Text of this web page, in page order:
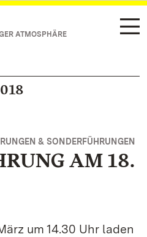
ATMOSPHÄRE
& SONDERFÜHRUNGEN
AM 18.
um 14.30 Uhr laden